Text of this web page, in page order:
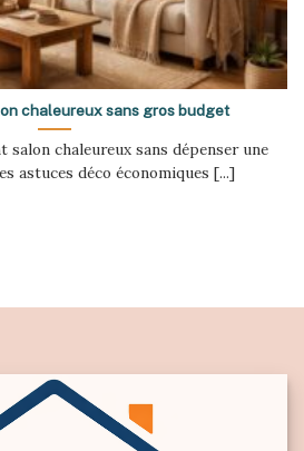
chaleureux sans gros budget
salon chaleureux sans dépenser une
astuces déco économiques [...]